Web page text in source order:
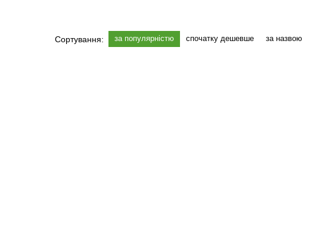
Сортування: за популярністю спочатку дешевше за назвою